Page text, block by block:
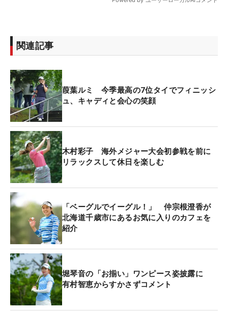
関連記事
葭葉ルミ 今季最高の7位タイでフィニッシ
ュ、キャディと会心の笑顔
木村彩子 海外メジャー大会初参戦を前に
リラックスして休日を楽しむ
「ベーグルでイーグル！」 仲宗根澄香が
北海道千歳市にあるお気に入りのカフェを
紹介
堀琴音の「お揃い」ワンピース姿披露に
有村智恵からすかさずコメント